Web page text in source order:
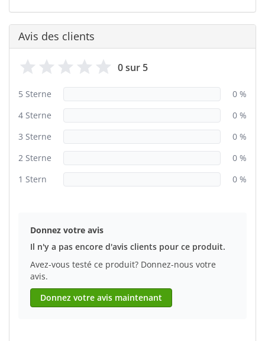
Avis des clients
0 sur 5
5 Sterne
0 %
4 Sterne
0 %
3 Sterne
0 %
2 Sterne
0 %
1 Stern
0 %
Donnez votre avis
Il n'y a pas encore d'avis clients pour ce produit.
Avez-vous testé ce produit? Donnez-nous votre
avis.
Donnez votre avis maintenant